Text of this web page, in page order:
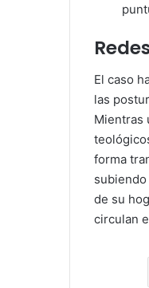
El caso
las
Mientras
forma
de su
circulan